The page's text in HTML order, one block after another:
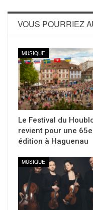
VOUS POURRIEZ
MUSIQUE
Le Festival du
revient pour une 65e
édition à Haguenau
MUSIQUE